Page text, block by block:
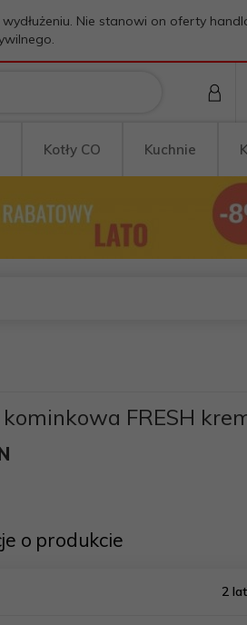
Nie stanowi on oferty
Kotły CO Kuchnie
kominkowa FRESH
o produkcie
2